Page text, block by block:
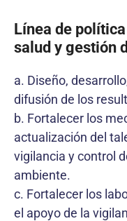
Línea de
salud y gestión
a. Diseño,
difusión de los
b. Fortalecer los
actualización del
vigilancia y control
ambiente.
c. Fortalecer los
el apoyo de la